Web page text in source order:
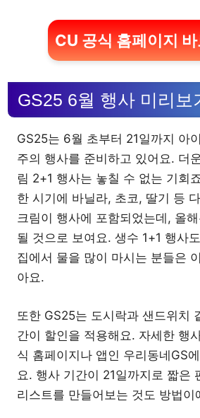
CU 공식 홈페이지
GS25 6월 행사 미리보
GS25는 6월 초부터 21일까지 아
주의 행사를 준비하고 있어요. 더
림 2+1 행사는 놓칠 수 없는 기회
한 시기에 바닐라, 초코, 딸기 등
크림이 행사에 포함되었는데, 올
될 것으로 보여요. 생수 1+1 행사
집에서 물을 많이 마시는 분들은
아요.
또한 GS25는 도시락과 샌드위치
간이 할인을 적용해요. 자세한 행
식 홈페이지나 앱인 우리동네GS
요. 행사 기간이 21일까지로 짧은
리스트를 만들어보는 것도 방법이